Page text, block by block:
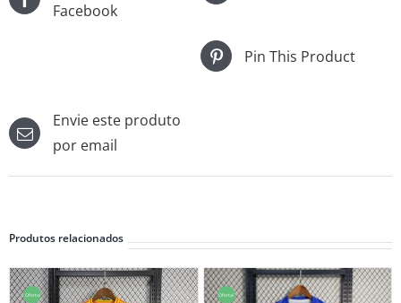
Facebook
Pin This Product
Envie este produto
por email
Produtos relacionados
Oferta! Oferta!